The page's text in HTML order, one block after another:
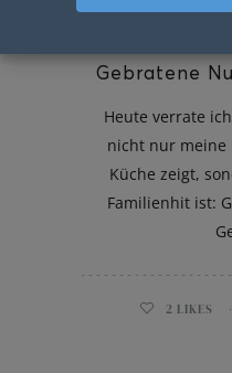
Gebratene
Heute verrate
nicht nur meine
Küche zeigt,
Familienhit ist:
2 LIKES